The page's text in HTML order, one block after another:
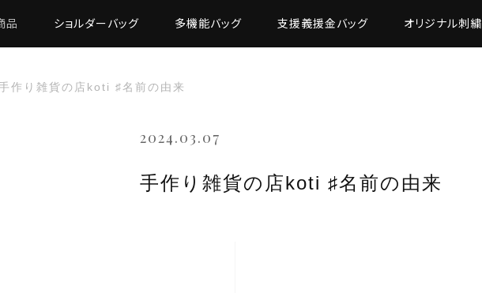
品 ショルダーバッグ 多機能バッグ 支援義援金バッグ オリジナル刺繍
作り雑貨の店koti ♯名前の由来
2024.03.07
手作り雑貨の店koti ♯名前の由来